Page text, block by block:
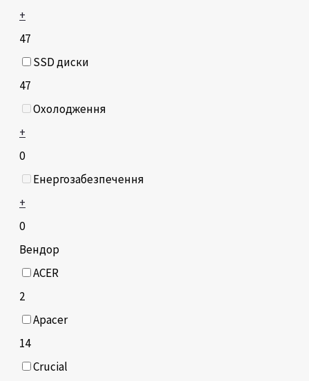
+
47
SSD диски
47
Охолодження
+
0
Енергозабезпечення
+
0
Вендор
ACER
2
Apacer
14
Crucial